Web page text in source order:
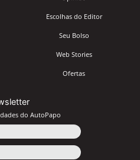
Escolhas do Editor
Seu Bolso
Web Stories
Ofertas
do AutoPapo